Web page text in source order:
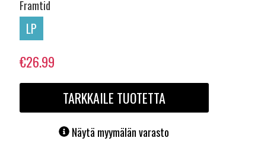
Framtid
LP
€26.99
TARKKAILE TUOTETTA
Näytä myymälän varasto